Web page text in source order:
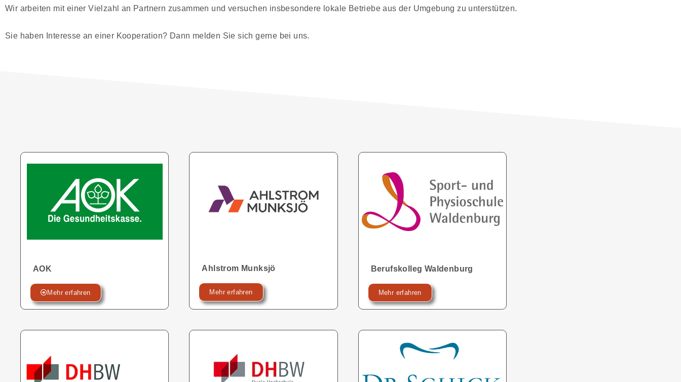
Wir arbeiten mit einer Vielzahl an Partnern zusammen und versuchen insbesondere lokale Betriebe aus der Umgebung zu unterstützen.
Sie haben Interesse an einer Kooperation? Dann melden Sie sich gerne bei uns.
AOK
Mehr erfahren
Ahlstrom Munksjö
Mehr erfahren
Berufskolleg Waldenburg
Mehr erfahren